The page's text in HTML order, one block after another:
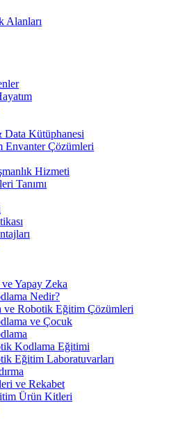
Alanları
Kütüphanesi
Envanter Çözümleri
Hizmeti
Tanımı
Yapay Zeka
Nedir?
ve Robotik Eğitim Çözümleri
ve Çocuk
Kodlama Eğitimi
Eğitim Laboratuvarları
ve Rekabet
Ürün Kitleri